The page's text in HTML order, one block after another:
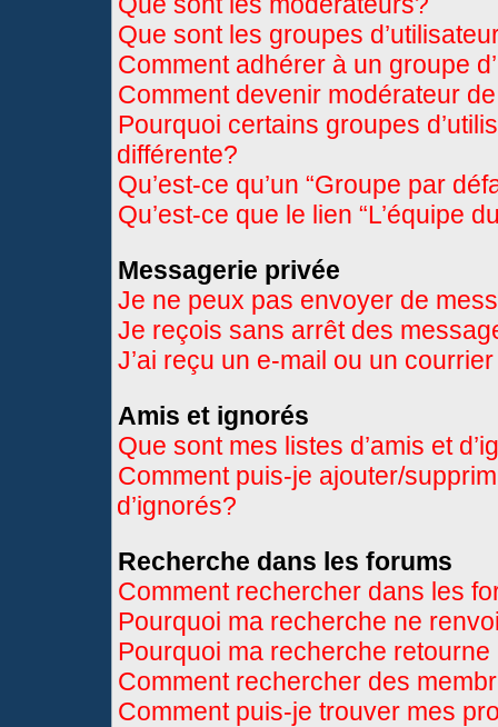
Que sont les groupes
Comment adhérer à un groupe
Comment devenir modérateur
Pourquoi certains groupes
différente?
Qu’est-ce qu’un “Groupe par
Qu’est-ce que le lien “L’équipe
Messagerie privée
Je ne peux pas envoyer de
Je reçois sans arrêt des
J’ai reçu un e-mail ou un
Amis et ignorés
Que sont mes listes d’amis et
Comment puis-je ajouter/
d’ignorés?
Recherche dans les forums
Comment rechercher dans les
Pourquoi ma recherche ne
Pourquoi ma recherche
Comment rechercher des
Comment puis-je trouver mes